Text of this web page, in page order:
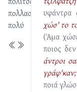
πολλασυγιές
πολύ
χώσ' το
(Άμα
ποιος
άντροι
γράφ'καν;
ποιά